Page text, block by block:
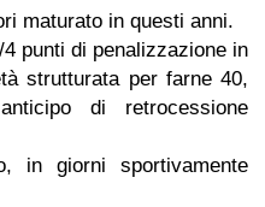
maturato in questi anni.
4 punti di penalizzazione in
strutturata per farne 40,
di retrocessione
in giorni sportivamente